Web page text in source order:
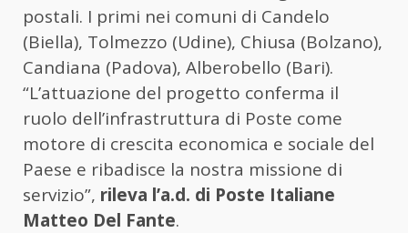
postali. I primi nei comuni di Candelo
(Biella), Tolmezzo (Udine), Chiusa (Bolzano),
Candiana (Padova), Alberobello (Bari).
“L’attuazione del progetto conferma il
ruolo dell’infrastruttura di Poste come
motore di crescita economica e sociale del
Paese e ribadisce la nostra missione di
servizio”, rileva l’a.d. di Poste Italiane
Matteo Del Fante.